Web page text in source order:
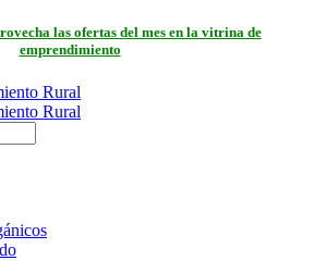
las ofertas del mes en la vitrina de
emprendimiento